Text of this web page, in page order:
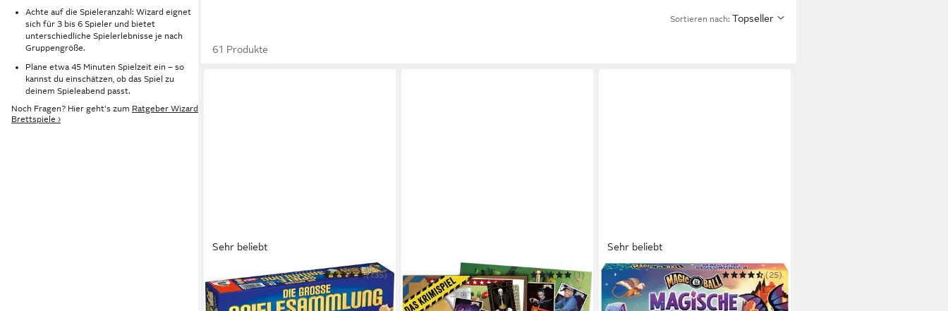
Achte auf die Spieleranzahl: Wizard eignet
sich für 3 bis 6 Spieler und bietet
unterschiedliche Spielerlebnisse je nach
Gruppengröße.
Plane etwa 45 Minuten Spielzeit ein – so
kannst du einschätzen, ob das Spiel zu
deinem Spieleabend passt.
Noch Fragen? Hier geht's zum Ratgeber Wizard
Brettspiele ›
Sortieren nach: Topseller
61 Produkte
Sehr beliebt
SCHMIDT SPIELE
Spielesammlung Die große
Spielesammlung
(135)
HIDDEN GAMES TATORT
Spiel Ein Drahtseilakt
(1)
24,90 €
Sehr beliebt
MATTEL GAMES
Spiel Magic 8 Ball - Magische
Begegnungen
(25)